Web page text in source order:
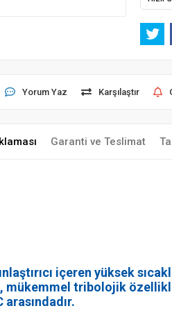
Yorum Yaz Karşılaştır
Garanti ve Teslimat
içeren yüksek
tribolojik
arasındadır.